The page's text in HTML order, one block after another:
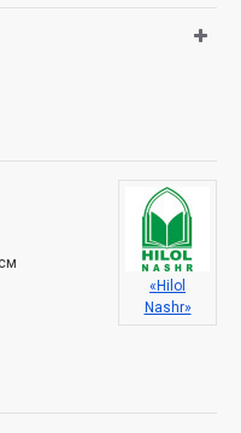
«Hilol
Nashr»